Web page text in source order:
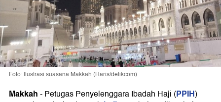
Foto: Ilustrasi suasana Makkah (Haris/detikcom)
Makkah-Petugas Penyelenggara Ibadah Haji (PPIH)